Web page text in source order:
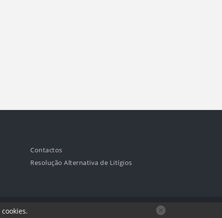
cookies.
Contactos
Resolução Alternativa de Litígios